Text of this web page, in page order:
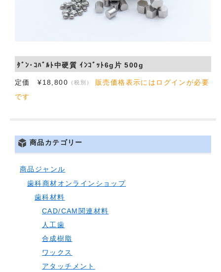
ﾀﾞﾝ･ｺﾊﾞﾙﾄ中硬質 ｲﾝｺﾞｯﾄ6g片 500g
定価 ¥18,800 （税別）
販売価格表示にはログインが必要
です
商品カテゴリー
商品ジャンル
歯科商材オンラインショップ
歯科材料
CAD/CAM関連材料
人工歯
合成樹脂
ワックス
アタッチメント